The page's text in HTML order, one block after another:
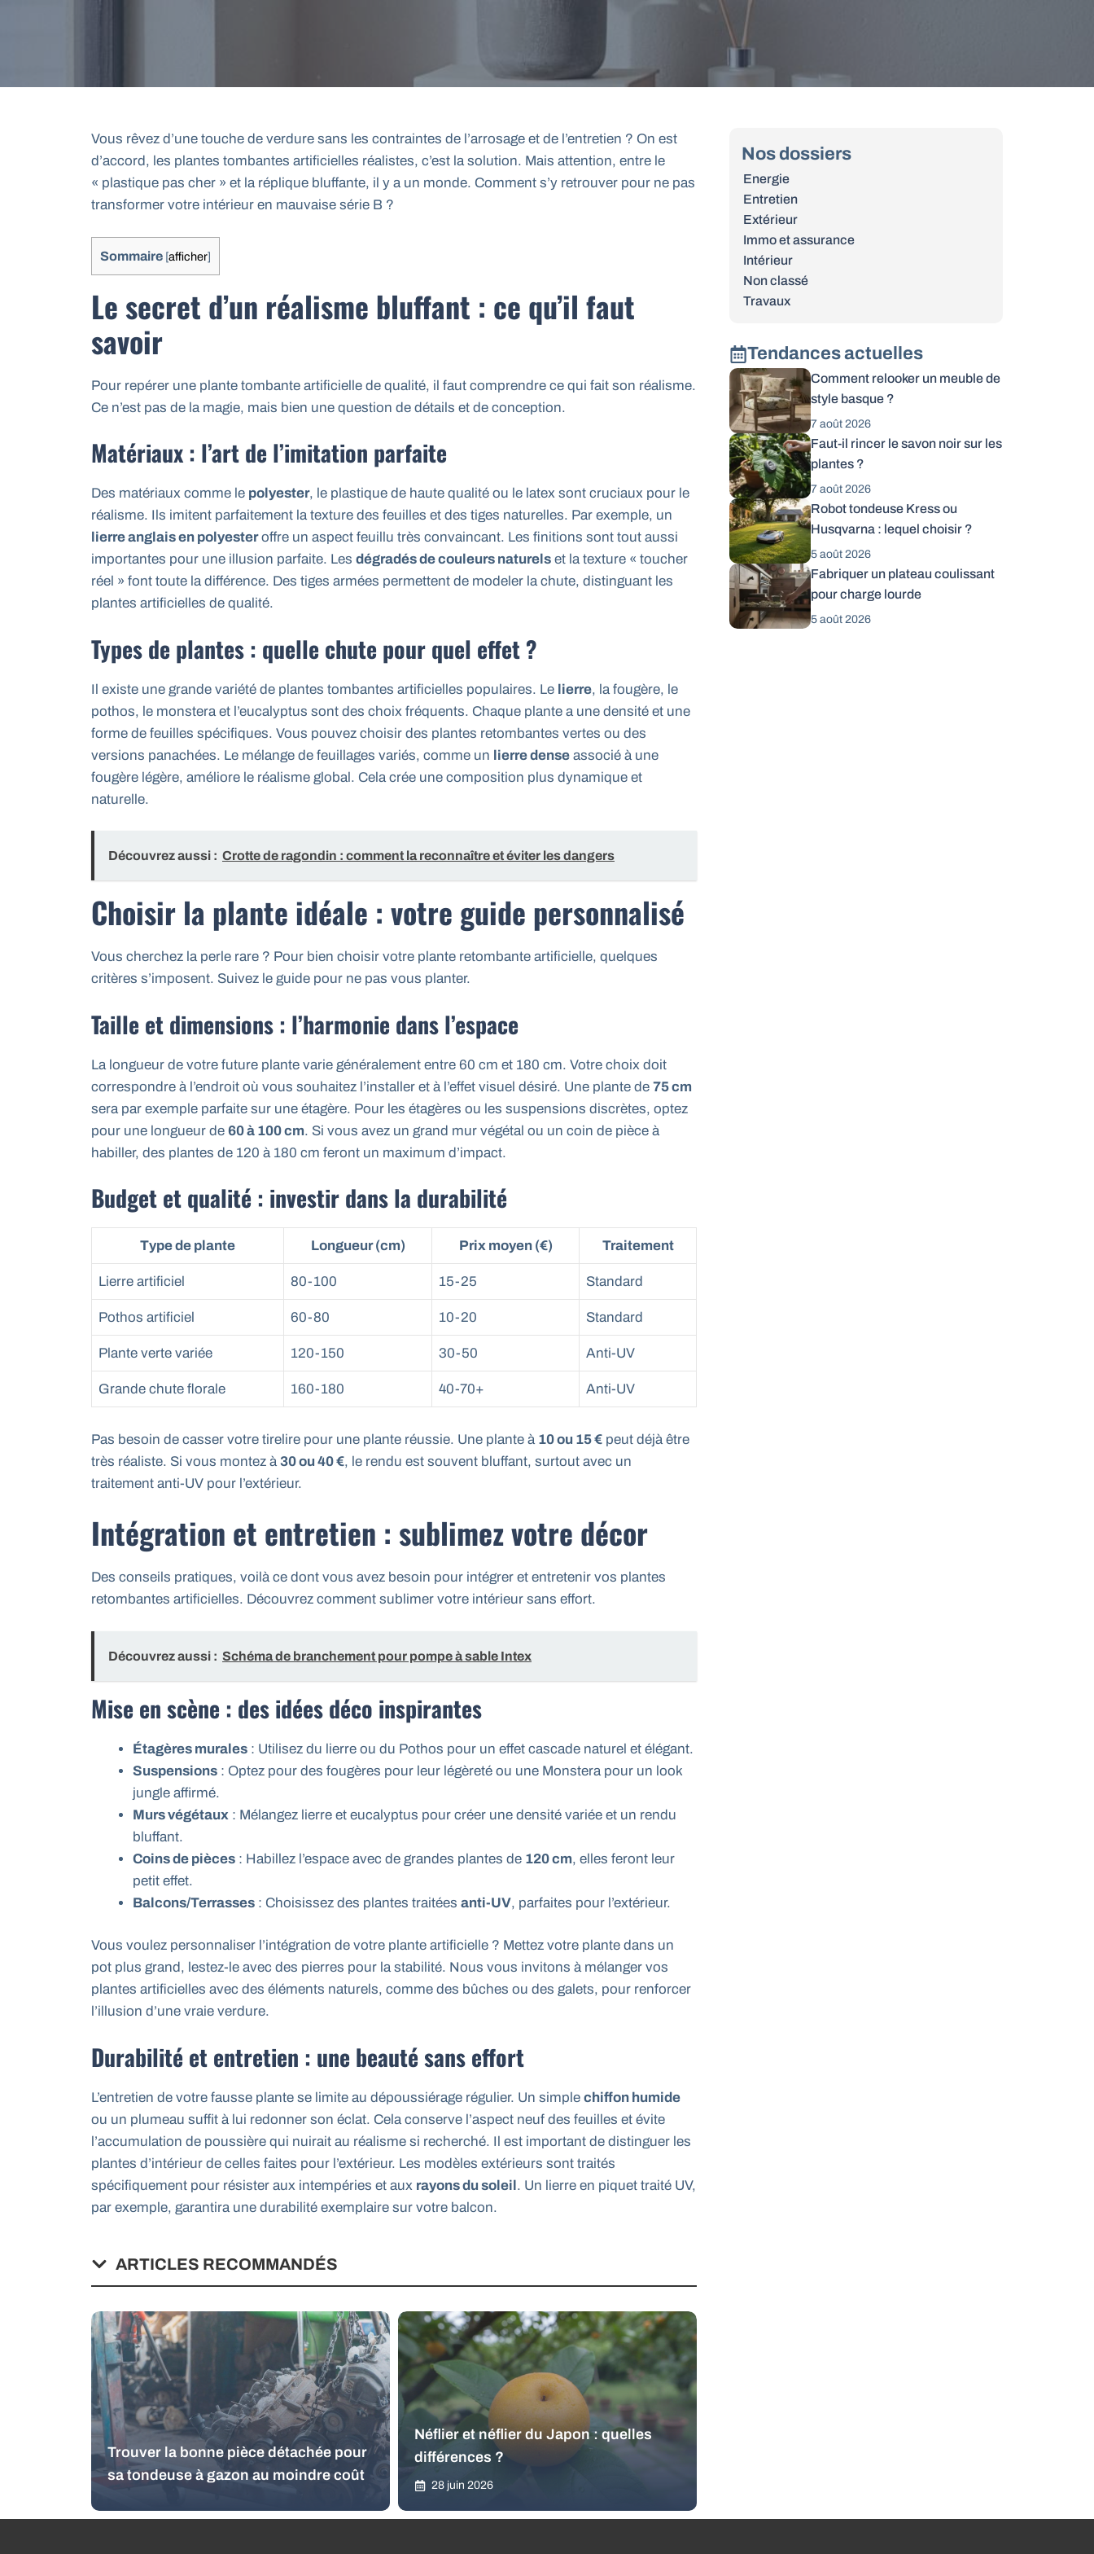
Vous rêvez d’une touche de verdure sans les contraintes de l’arrosage et de l’entretien ? On est
d’accord, les plantes tombantes artificielles réalistes, c’est la solution. Mais attention, entre le
« plastique pas cher » et la réplique bluffante, il y a un monde. Comment s’y retrouver pour ne pas
transformer votre intérieur en mauvaise série B ?
Sommaire [afficher]
Le secret d’un réalisme bluffant : ce qu’il faut
savoir
Pour repérer une plante tombante artificielle de qualité, il faut comprendre ce qui fait son réalisme.
Ce n’est pas de la magie, mais bien une question de détails et de conception.
Matériaux : l’art de l’imitation parfaite
Des matériaux comme le polyester, le plastique de haute qualité ou le latex sont cruciaux pour le
réalisme. Ils imitent parfaitement la texture des feuilles et des tiges naturelles. Par exemple, un
lierre anglais en polyesteroffre un aspect feuillu très convaincant. Les finitions sont tout aussi
importantes pour une illusion parfaite. Les dégradés de couleurs naturels et la texture « toucher
réel » font toute la différence. Des tiges armées permettent de modeler la chute, distinguant les
plantes artificielles de qualité.
Types de plantes : quelle chute pour quel effet ?
Il existe une grande variété de plantes tombantes artificielles populaires. Le lierre, la fougère, le
pothos, le monstera et l’eucalyptus sont des choix fréquents. Chaque plante a une densité et une
forme de feuilles spécifiques. Vous pouvez choisir des plantes retombantes vertes ou des
versions panachées. Le mélange de feuillages variés, comme un lierre dense associé à une
fougère légère, améliore le réalisme global. Cela crée une composition plus dynamique et
naturelle.
Découvrez aussi : Crotte de ragondin : comment la reconnaître et éviter les dangers
Choisir la plante idéale : votre guide personnalisé
Vous cherchez la perle rare ? Pour bien choisir votre plante retombante artificielle, quelques
critères s’imposent. Suivez le guide pour ne pas vous planter.
Taille et dimensions : l’harmonie dans l’espace
La longueur de votre future plante varie généralement entre 60 cm et 180 cm. Votre choix doit
correspondre à l’endroit où vous souhaitez l’installer et à l’effet visuel désiré. Une plante de 75 cm
sera par exemple parfaite sur une étagère. Pour les étagères ou les suspensions discrètes, optez
pour une longueur de 60 à 100 cm. Si vous avez un grand mur végétal ou un coin de pièce à
habiller, des plantes de 120 à 180 cm feront un maximum d’impact.
Budget et qualité : investir dans la durabilité
Type de plante Longueur (cm) Prix moyen (€) Traitement
Lierre artificiel 80-100 15-25 Standard
Pothos artificiel 60-80 10-20 Standard
Plante verte variée 120-150 30-50 Anti-UV
Grande chute florale 160-180 40-70+ Anti-UV
Pas besoin de casser votre tirelire pour une plante réussie. Une plante à 10 ou 15 € peut déjà être
très réaliste. Si vous montez à 30 ou 40 €, le rendu est souvent bluffant, surtout avec un
traitement anti-UV pour l’extérieur.
Intégration et entretien : sublimez votre décor
Des conseils pratiques, voilà ce dont vous avez besoin pour intégrer et entretenir vos plantes
retombantes artificielles. Découvrez comment sublimer votre intérieur sans effort.
Découvrez aussi : Schéma de branchement pour pompe à sable Intex
Mise en scène : des idées déco inspirantes
Étagères murales : Utilisez du lierre ou du Pothos pour un effet cascade naturel et élégant.
Suspensions : Optez pour des fougères pour leur légèreté ou une Monstera pour un look
jungle affirmé.
Murs végétaux : Mélangez lierre et eucalyptus pour créer une densité variée et un rendu
bluffant.
Coins de pièces : Habillez l’espace avec de grandes plantes de 120 cm, elles feront leur
petit effet.
Balcons/Terrasses : Choisissez des plantes traitées anti-UV, parfaites pour l’extérieur.
Vous voulez personnaliser l’intégration de votre plante artificielle ? Mettez votre plante dans un
pot plus grand, lestez-le avec des pierres pour la stabilité. Nous vous invitons à mélanger vos
plantes artificielles avec des éléments naturels, comme des bûches ou des galets, pour renforcer
l’illusion d’une vraie verdure.
Durabilité et entretien : une beauté sans effort
L’entretien de votre fausse plante se limite au dépoussiérage régulier. Un simple chiffon humide
ou un plumeau suffit à lui redonner son éclat. Cela conserve l’aspect neuf des feuilles et évite
l’accumulation de poussière qui nuirait au réalisme si recherché. Il est important de distinguer les
plantes d’intérieur de celles faites pour l’extérieur. Les modèles extérieurs sont traités
spécifiquement pour résister aux intempéries et aux rayons du soleil. Un lierre en piquet traité UV,
par exemple, garantira une durabilité exemplaire sur votre balcon.
ARTICLES RECOMMANDÉS
Trouver la bonne pièce détachée pour
sa tondeuse à gazon au moindre coût
Néflier et néflier du Japon : quelles
différences ?
28 juin 2026
Nos dossiers
Energie
Entretien
Extérieur
Immo et assurance
Intérieur
Non classé
Travaux
Tendances actuelles
Comment relooker un meuble de
style basque ?
7 août 2026
Faut-il rincer le savon noir sur les
plantes ?
7 août 2026
Robot tondeuse Kress ou
Husqvarna : lequel choisir ?
5 août 2026
Fabriquer un plateau coulissant
pour charge lourde
5 août 2026